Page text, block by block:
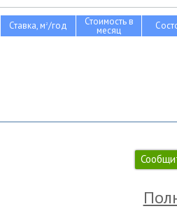
Ставка, м2/год Стоимость в
месяц